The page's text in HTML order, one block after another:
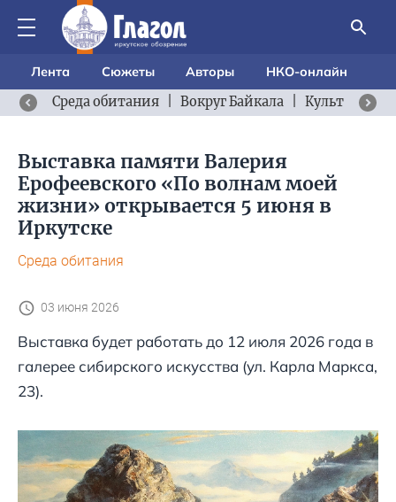
Лента Сюжеты Авторы
НКО-онлайн
Среда обитания
Вокруг Байкала Культурный
Выставка памяти Валерия
Ерофеевского «По волнам моей
жизни» открывается 5 июня в
Иркутске
Среда обитания
03 июня 2026
Выставка будет работать до 12 июля 2026 года в
галерее сибирского искусства (ул. Карла Маркса,
23).